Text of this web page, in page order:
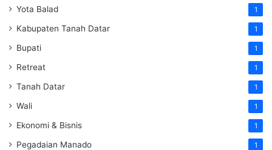
Yota Balad 1
Kabupaten Tanah Datar 1
Bupati 1
Retreat 1
Tanah Datar 1
Wali 1
Ekonomi & Bisnis 1
Pegadaian Manado 1